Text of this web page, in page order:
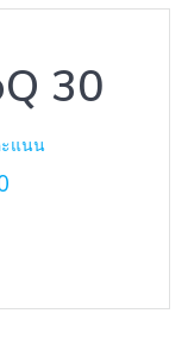
30
แนน